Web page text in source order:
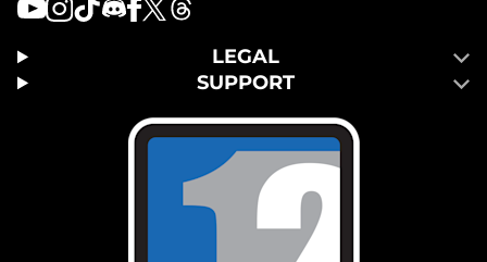
LEGAL
SUPPORT